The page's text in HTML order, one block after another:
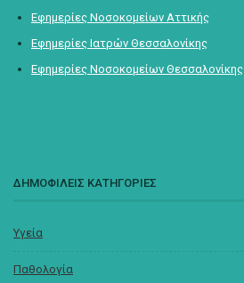
Εφημερίες Νοσοκομείων Αττικής
Εφημερίες Ιατρών Θεσσαλονίκης
Εφημερίες Νοσοκομείων Θεσσαλονίκης
ΔΗΜΟΦΙΛΕΙΣ ΚΑΤΗΓΟΡΙΕΣ
Υγεία
Παθολογία